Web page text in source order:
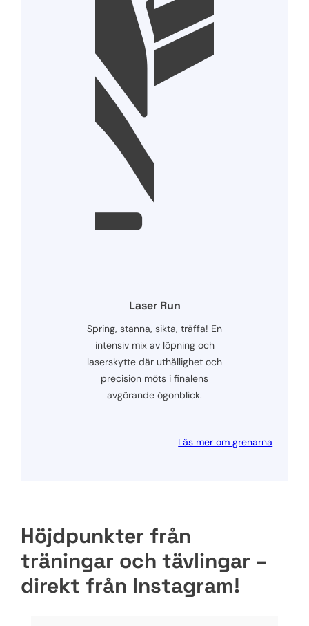
Laser Run
Spring, stanna, sikta, träffa! En
intensiv mix av löpning och
laserskytte där uthållighet och
precision möts i finalens
avgörande ögonblick.
Läs mer om grenarna
Höjdpunkter från
träningar och tävlingar –
direkt från Instagram!